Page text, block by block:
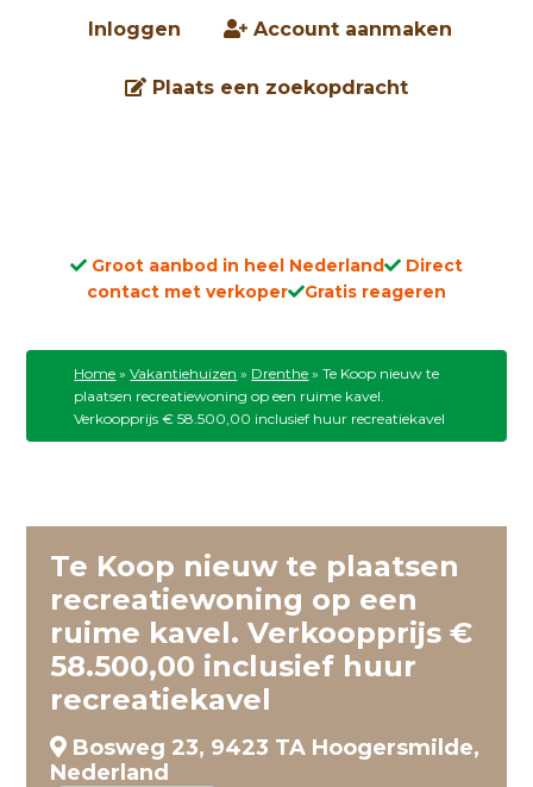
Inloggen Account aanmaken
Plaats een zoekopdracht
Groot aanbod in heel Nederland
Direct
contact met verkoper
Gratis reageren
Home »Vakantiehuizen » Drenthe »Te Koop nieuw te
plaatsen recreatiewoning op een ruime kavel.
Verkoopprijs € 58.500,00 inclusief huur recreatiekavel
Te Koop nieuw te plaatsen
recreatiewoning op een
ruime kavel. Verkoopprijs €
58.500,00 inclusief huur
recreatiekavel
Bosweg 23, 9423 TA Hoogersmilde,
Nederland